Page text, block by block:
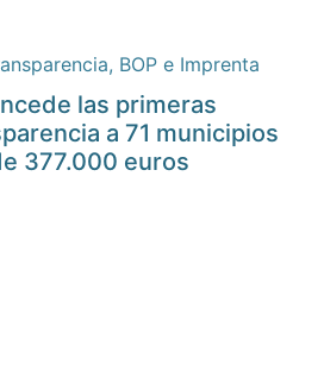
BOP e Imprenta
las primeras
a 71 municipios
377.000 euros